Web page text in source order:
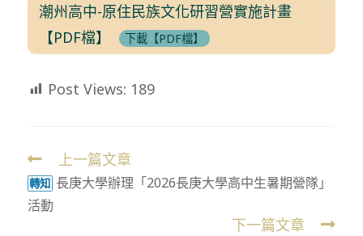
潮州高中-原住民族文化研習營實施計畫
【PDF檔】
下載【PDF檔】
Post Views: 189
Read
more
articles
上一篇文章
轉知 長庚大學辦理「2026長庚大學高中生暑期營隊」
活動
下一篇文章